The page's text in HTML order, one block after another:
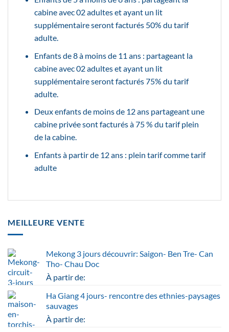
cabine avec 02 adultes et ayant un lit
supplémentaire seront facturés 50% du tarif
adulte.
Enfants de 8 à moins de 11 ans : partageant la
cabine avec 02 adultes et ayant un lit
supplémentaire seront facturés 75% du tarif
adulte.
Deux enfants de moins de 12 ans partageant une
cabine privée sont facturés à 75 % du tarif plein
de la cabine.
Enfants à partir de 12 ans : plein tarif comme tarif
adulte
MEILLEURE VENTE
Mekong 3 jours découvrir: Saigon- Ben Tre- Can
Tho- Chau Doc
À partir de:
Ha Giang 4 jours- rencontre des ethnies-paysages
sauvages
À partir de: